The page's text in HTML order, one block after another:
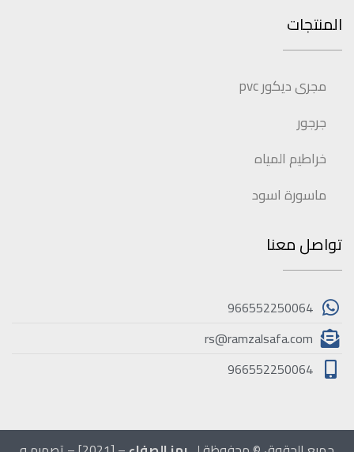
المنتجات
مجرى ديكور pvc
جرجور
خراطيم المياه
ماسورة اسود
تواصل معنا
966552250064
rs@ramzalsafa.com
966552250064